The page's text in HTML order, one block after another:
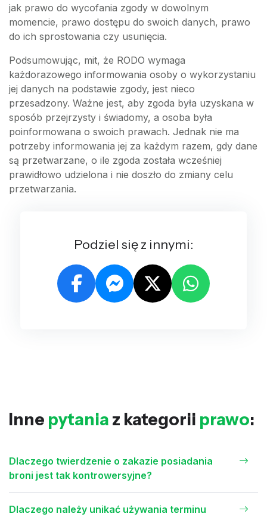
jak prawo do wycofania zgody w dowolnym
momencie, prawo dostępu do swoich danych, prawo
do ich sprostowania czy usunięcia.
Podsumowując, mit, że RODO wymaga
każdorazowego informowania osoby o wykorzystaniu
jej danych na podstawie zgody, jest nieco
przesadzony. Ważne jest, aby zgoda była uzyskana w
sposób przejrzysty i świadomy, a osoba była
poinformowana o swoich prawach. Jednak nie ma
potrzeby informowania jej za każdym razem, gdy dane
są przetwarzane, o ile zgoda została wcześniej
prawidłowo udzielona i nie doszło do zmiany celu
przetwarzania.
Podziel się z innymi:
Inne pytania z kategorii prawo:
Dlaczego twierdzenie o zakazie posiadania
broni jest tak kontrowersyjne?
Dlaczego należy unikać używania terminu